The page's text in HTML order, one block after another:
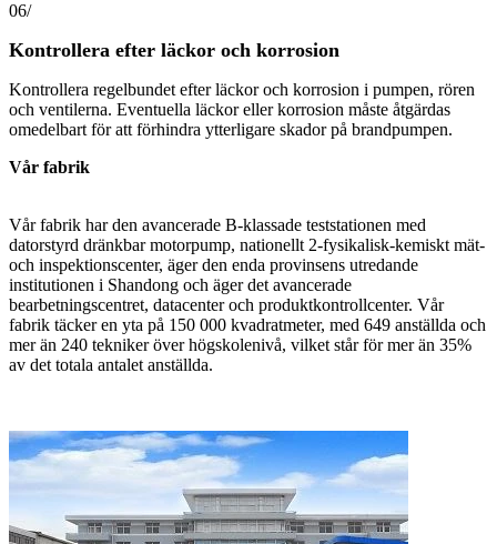
06/
Kontrollera efter läckor och korrosion
Kontrollera regelbundet efter läckor och korrosion i pumpen, rören
och ventilerna. Eventuella läckor eller korrosion måste åtgärdas
omedelbart för att förhindra ytterligare skador på brandpumpen.
Vår fabrik
Vår fabrik har den avancerade B-klassade teststationen med
datorstyrd dränkbar motorpump, nationellt 2-fysikalisk-kemiskt mät-
och inspektionscenter, äger den enda provinsens utredande
institutionen i Shandong och äger det avancerade
bearbetningscentret, datacenter och produktkontrollcenter. Vår
fabrik täcker en yta på 150 000 kvadratmeter, med 649 anställda och
mer än 240 tekniker över högskolenivå, vilket står för mer än 35%
av det totala antalet anställda.